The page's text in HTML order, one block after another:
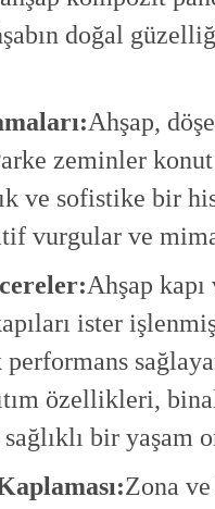
doğal
Ahşap,
zeminler
ve sofistike bir
vurgular ve
Ahşap
ister
performans
özellikleri,
bir yaşam
Zona